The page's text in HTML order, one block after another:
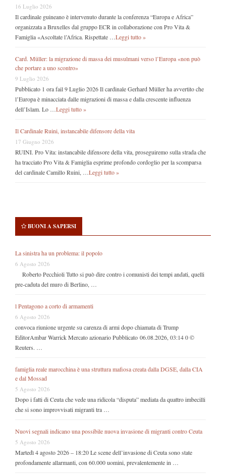
16 Luglio 2026
Il cardinale guineano è intervenuto durante la conferenza “Europa e Africa”
organizzata a Bruxelles dal gruppo ECR in collaborazione con Pro Vita &
Famiglia «Ascoltate l’Africa. Rispettate … Leggi tutto »
Card. Müller: la migrazione di massa dei musulmani verso l’Europa «non può
che portare a uno scontro»
9 Luglio 2026
Pubblicato 1 ora fail 9 Luglio 2026 Il cardinale Gerhard Müller ha avvertito che
l’Europa è minacciata dalle migrazioni di massa e dalla crescente influenza
dell’Islam. Lo … Leggi tutto »
Il Cardinale Ruini, instancabile difensore della vita
17 Giugno 2026
RUINI. Pro Vita: instancabile difensore della vita, proseguiremo sulla strada che
ha tracciato Pro Vita & Famiglia esprime profondo cordoglio per la scomparsa
del cardinale Camillo Ruini, … Leggi tutto »
BUONI A SAPERSI
La sinistra ha un problema: il popolo
6 Agosto 2026
Roberto Pecchioli Tutto si può dire contro i comunisti dei tempi andati, quelli
pre-caduta del muro di Berlino, …
l Pentagono a corto di armamenti
6 Agosto 2026
convoca riunione urgente su carenza di armi dopo chiamata di Trump
EditorAmbar Warrick Mercato azionario Pubblicato 06.08.2026, 03:14 0 ©
Reuters. …
famiglia reale marocchina è una struttura mafiosa creata dalla DGSE, dalla CIA
e dal Mossad
5 Agosto 2026
Dopo i fatti di Ceuta che vede una ridicola “disputa” mediata da quattro imbecilli
che si sono improvvisati migranti tra …
Nuovi segnali indicano una possibile nuova invasione di migranti contro Ceuta
5 Agosto 2026
Martedì 4 agosto 2026 – 18:20 Le scene dell’invasione di Ceuta sono state
profondamente allarmanti, con 60.000 uomini, prevalentemente in …